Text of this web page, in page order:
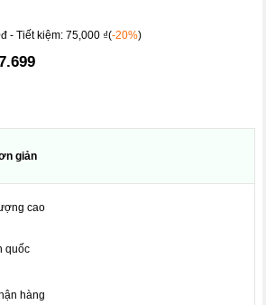
- Tiết kiệm: 75,000 ₫(-20%)
giản
cao
quốc
hàng